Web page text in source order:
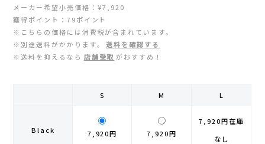
SAMURAI GEL(サムライジェル)
Shonai Special(ショウナイスペシャル)
ZEN NUTRITION(ゼンニュートリション)
FEELCAP(フィールキャップ)
finetrack(ファイントラック)
メーカー希望小売価格：¥7,920
獲得ポイント：79ポイント
※こちらの価格には消費税が含まれています。
※別途送料がかかります。
送料を確認する
※送料を抑えるなら 店舗受取 がおすすめ！
S M L
Black 7,920円 7,920円
7,920円在庫
なし